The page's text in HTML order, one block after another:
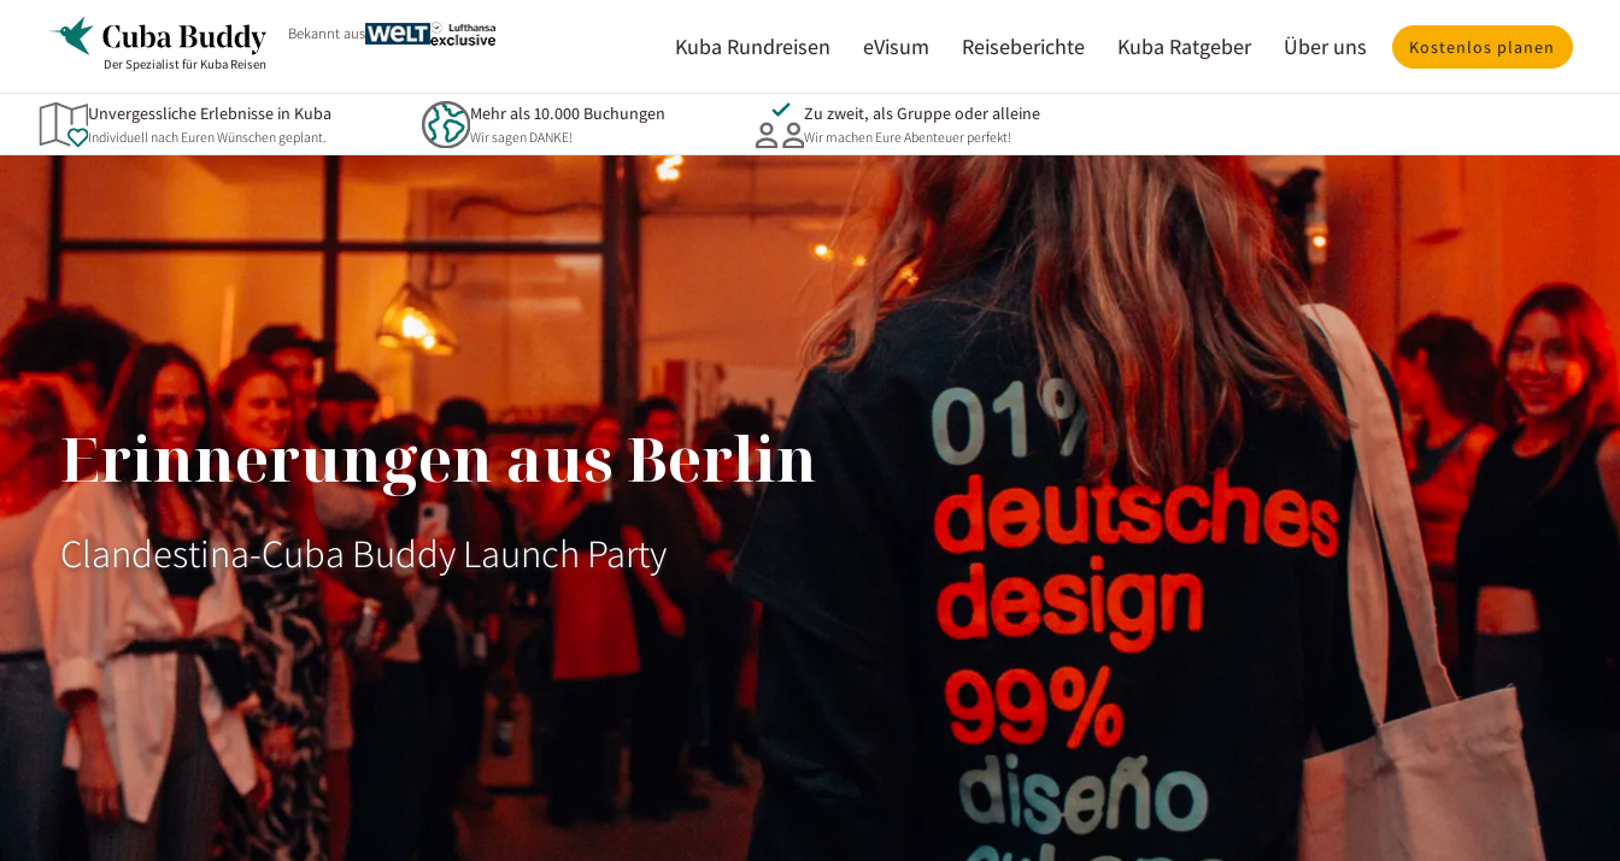
Der Spezialist für Kuba Reisen
Bekannt aus Kuba Rundreisen eVisum Reiseberichte Kuba Ratgeber Über uns Kostenlos planen
Unvergessliche Erlebnisse in Kuba
Individuell nach Euren Wünschen geplant.
Mehr als 10.000 Buchungen
Wir sagen DANKE!
Zu zweit, als Gruppe oder alleine
Wir machen Eure Abenteuer perfekt!
Erinnerungen aus Berlin
Clandestina-Cuba Buddy Launch Party